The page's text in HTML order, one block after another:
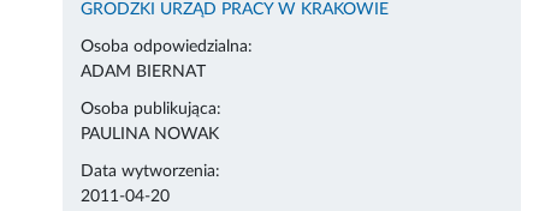
GRODZKI URZĄD PRACY W KRAKOWIE
Osoba odpowiedzialna:
ADAM BIERNAT
Osoba publikująca:
PAULINA NOWAK
Data wytworzenia:
2011-04-20